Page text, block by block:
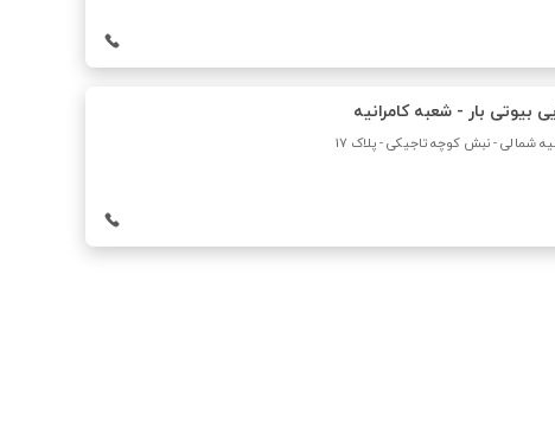
بیوتی بار - شعبه کامرانیه
شمالی - نبش کوچه تاجیکی - پلاک 17